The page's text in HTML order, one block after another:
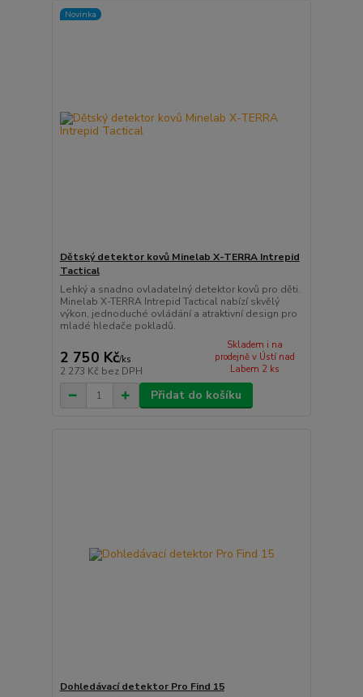
Novinka
Dětský detektor kovů Minelab X-TERRA Intrepid
Tactical
Lehký a snadno ovladatelný detektor kovů pro děti.
Minelab X-TERRA Intrepid Tactical nabízí skvělý
výkon, jednoduché ovládání a atraktivní design pro
mladé hledače pokladů.
2 750 Kč/ks
2 273 Kč bez DPH
Skladem i na
prodejně v Ústí nad
Labem 2 ks
Přidat do košíku
Dohledávací detektor Pro Find 15